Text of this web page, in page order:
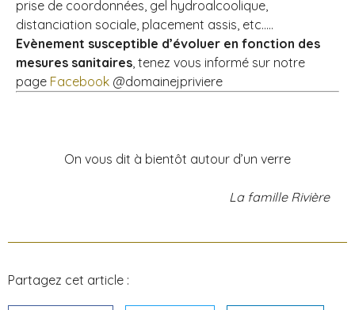
prise de coordonnées, gel hydroalcoolique,
distanciation sociale, placement assis, etc…..
Evènement susceptible d’évoluer en fonction des
mesures sanitaires, tenez vous informé sur notre
page Facebook @domainejpriviere
On vous dit à bientôt autour d’un verre
La famille Rivière
Partagez cet article :